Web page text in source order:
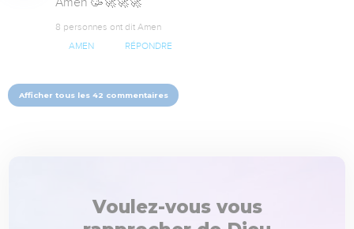
8 personnes ont dit Amen
AMEN RÉPONDRE
Afficher tous les 42 commentaires
Voulez-vous vous